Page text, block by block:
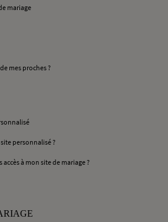
mariage
mes proches ?
personnalisé ?
à mon site de mariage ?